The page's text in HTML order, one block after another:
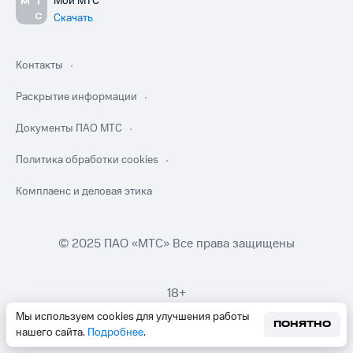
Мы используем cookies для улучшения работы
нашего сайта. Подробнее.
ПОНЯТНО
Скачать
Контакты
Раскрытие информации
Документы ПАО МТС
Политика обработки cookies
Комплаенс и деловая этика
© 2025 ПАО «МТС» Все права защищены
18+